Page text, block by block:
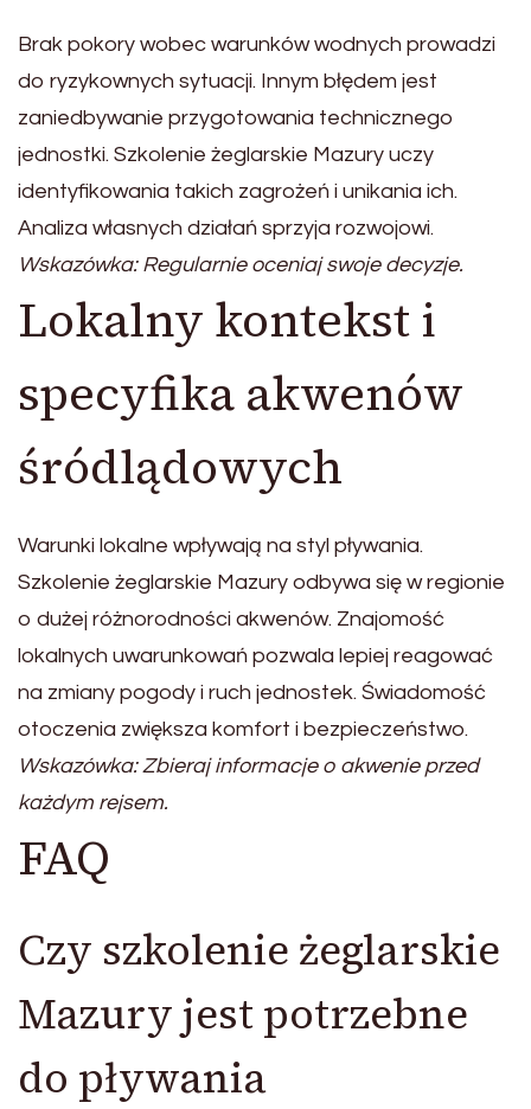
Brak pokory wobec warunków wodnych prowadzi
do ryzykownych sytuacji. Innym błędem jest
zaniedbywanie przygotowania technicznego
jednostki. Szkolenie żeglarskie Mazury uczy
identyfikowania takich zagrożeń i unikania ich.
Analiza własnych działań sprzyja rozwojowi.
Wskazówka: Regularnie oceniaj swoje decyzje.
Lokalny kontekst i
specyfika akwenów
śródlądowych
Warunki lokalne wpływają na styl pływania.
Szkolenie żeglarskie Mazury odbywa się w regionie
o dużej różnorodności akwenów. Znajomość
lokalnych uwarunkowań pozwala lepiej reagować
na zmiany pogody i ruch jednostek. Świadomość
otoczenia zwiększa komfort i bezpieczeństwo.
Wskazówka: Zbieraj informacje o akwenie przed
każdym rejsem.
FAQ
Czy szkolenie żeglarskie
Mazury jest potrzebne
do pływania